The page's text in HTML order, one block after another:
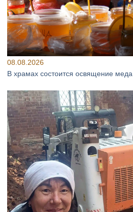
08.08.2026
В храмах состоится освящение меда